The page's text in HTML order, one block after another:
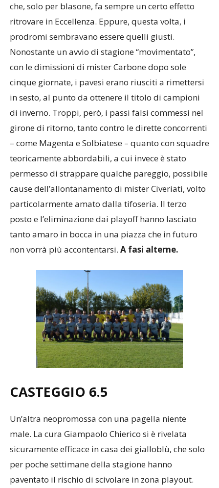
che, solo per blasone, fa sempre un certo effetto
ritrovare in Eccellenza. Eppure, questa volta, i
prodromi sembravano essere quelli giusti.
Nonostante un avvio di stagione “movimentato”,
con le dimissioni di mister Carbone dopo sole
cinque giornate, i pavesi erano riusciti a rimettersi
in sesto, al punto da ottenere il titolo di campioni
di inverno. Troppi, però, i passi falsi commessi nel
girone di ritorno, tanto contro le dirette concorrenti
– come Magenta e Solbiatese – quanto con squadre
teoricamente abbordabili, a cui invece è stato
permesso di strappare qualche pareggio, possibile
cause dell’allontanamento di mister Civeriati, volto
particolarmente amato dalla tifoseria. Il terzo
posto e l’eliminazione dai playoff hanno lasciato
tanto amaro in bocca in una piazza che in futuro
non vorrà più accontentarsi. A fasi alterne.
CASTEGGIO 6.5
Un’altra neopromossa con una pagella niente
male. La cura Giampaolo Chierico si è rivelata
sicuramente efficace in casa dei gialloblù, che solo
per poche settimane della stagione hanno
paventato il rischio di scivolare in zona playout.